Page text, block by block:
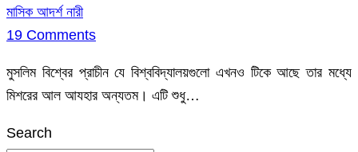
মাসিক আদর্শ নারী
19 Comments
মুসলিম বিশ্বের প্রাচীন যে বিশ্ববিদ্যালয়গুলো এখনও টিকে আছে তার মধ্যে
মিশরের আল আযহার অন্যতম। এটি শুধু…
Search